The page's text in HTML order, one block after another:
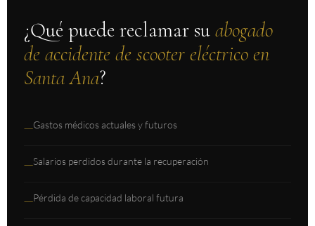
¿Qué puede reclamar su abogado
de accidente de scooter eléctrico en
Santa Ana?
—Gastos médicos actuales y futuros
—Salarios perdidos durante la recuperación
—Pérdida de capacidad laboral futura